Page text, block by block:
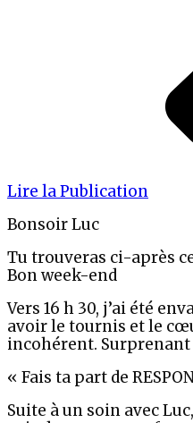
Lire la Publication
Bonsoir Luc
Tu trouveras ci-après
Bon week-end
Vers 16 h 30, j’ai été
avoir le tournis et le
incohérent. Surprenant
« Fais ta part de
Suite à un soin avec